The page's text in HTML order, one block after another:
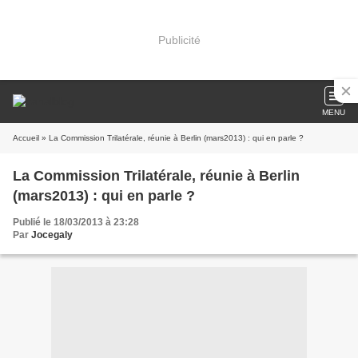
Publicité
MENU
Accueil » La Commission Trilatérale, réunie à Berlin (mars2013) : qui en parle ?
La Commission Trilatérale, réunie à Berlin
(mars2013) : qui en parle ?
Publié le 18/03/2013 à 23:28
Par Jocegaly